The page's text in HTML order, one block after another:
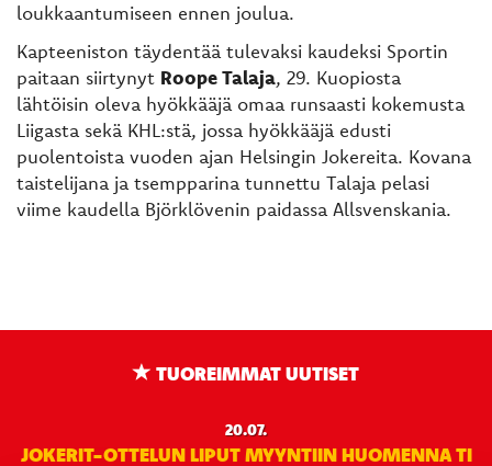
loukkaantumiseen ennen joulua.
Kapteeniston täydentää tulevaksi kaudeksi Sportin
paitaan siirtynyt Roope Talaja, 29. Kuopiosta
lähtöisin oleva hyökkääjä omaa runsaasti kokemusta
Liigasta sekä KHL:stä, jossa hyökkääjä edusti
puolentoista vuoden ajan Helsingin Jokereita. Kovana
taistelijana ja tsempparina tunnettu Talaja pelasi
viime kaudella Björklövenin paidassa Allsvenskania.
TUOREIMMAT UUTISET
20.07.
JOKERIT-OTTELUN LIPUT MYYNTIIN HUOMENNA TI